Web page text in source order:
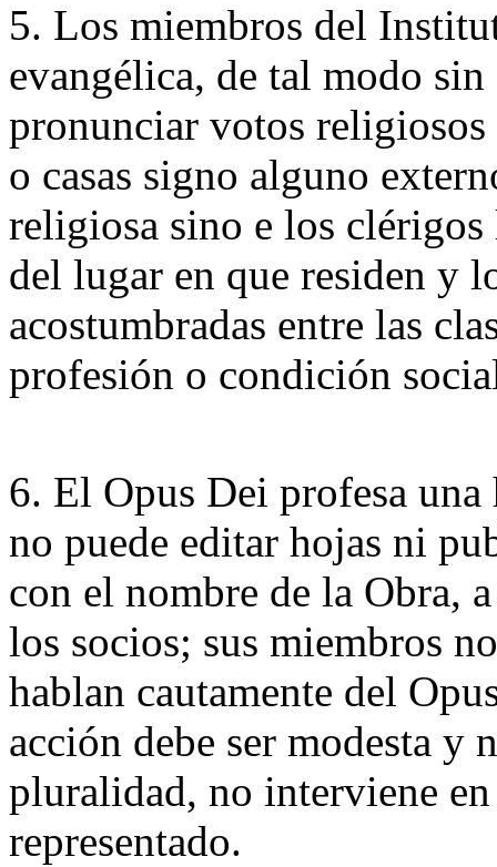
5. Los miembros del
evangélica, de tal modo
pronunciar votos
o casas signo alguno
religiosa sino e los
del lugar en que residen y
acostumbradas entre las
profesión o condición
6. El Opus Dei profesa
no puede editar hojas ni
con el nombre de la Obra,
los socios; sus miembros
hablan cautamente del
acción debe ser modesta y
pluralidad, no interviene
representado.